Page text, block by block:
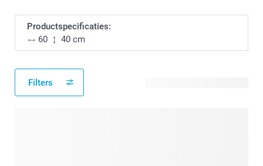
Productspecificaties:
60
40 cm
Filters